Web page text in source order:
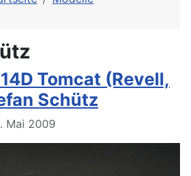
Tomcat (Revell,
Schütz
Mai 2009